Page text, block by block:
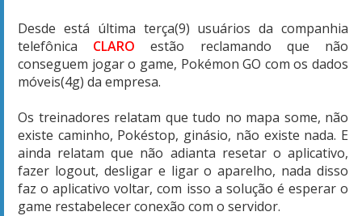
Desde está última terça(9) usuários da companhia
telefônica CLAROestão reclamando que não
conseguem jogar o game, Pokémon GO com os dados
móveis(4g) da empresa.
Os treinadores relatam que tudo no mapa some, não
existe caminho, Pokéstop, ginásio, não existe nada. E
ainda relatam que não adianta resetar o aplicativo,
fazer logout, desligar e ligar o aparelho, nada disso
faz o aplicativo voltar, com isso a solução é esperar o
game restabelecer conexão com o servidor.